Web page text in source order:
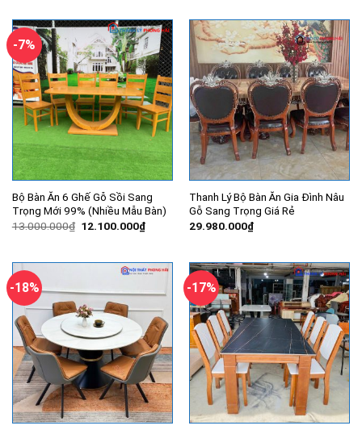
7.050.000₫.
-7%
Bộ Bàn Ăn 6 Ghế Gỗ Sồi Sang
Trọng Mới 99% (Nhiều Mẫu Bàn)
13.000.000₫ Giá
12.100.000₫Giá
hiện
12.100.000₫.
Thanh Lý Bộ Bàn Ăn Gia Đình Nâu
Gỗ Sang Trọng Giá Rẻ
29.980.000₫
-18% -17%